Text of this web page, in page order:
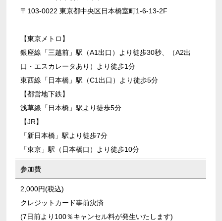
〒103-0022 東京都中央区日本橋室町1-6-13-2F
【東京メトロ】
銀座線「三越前」駅（A1出口）より徒歩30秒、（A2出
口・エスカレータあり）より徒歩1分
東西線「日本橋」駅（C1出口）より徒歩5分
【都営地下鉄】
浅草線「日本橋」駅より徒歩5分
【JR】
「新日本橋」駅より徒歩7分
「東京」駅（日本橋口）より徒歩10分
参加費
2,000円(税込)
クレジットカード事前決済
(7日前より100％キャンセル料が発生いたします)